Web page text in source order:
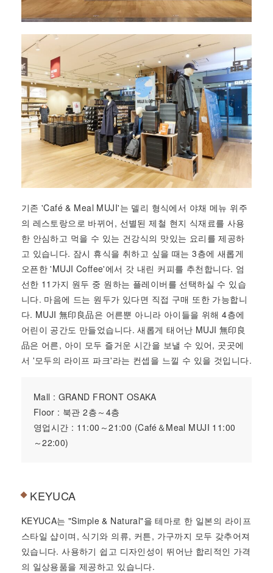
기존 'Café & Meal MUJI'는 델리 형식에서 야채 메뉴 위주
의 레스토랑으로 바뀌어, 선별된 제철 현지 식재료를 사용
한 안심하고 먹을 수 있는 건강식의 맛있는 요리를 제공하
고 있습니다. 잠시 휴식을 취하고 싶을 때는 3층에 새롭게
오픈한 'MUJI Coffee'에서 갓 내린 커피를 추천합니다. 엄
선한 11가지 원두 중 원하는 플레이버를 선택하실 수 있습
니다. 마음에 드는 원두가 있다면 직접 구매 또한 가능합니
다. MUJI 無印良品은 어른뿐 아니라 아이들을 위해 4층에
어린이 공간도 만들었습니다. 새롭게 태어난 MUJI 無印良
品은 어른, 아이 모두 즐거운 시간을 보낼 수 있어, 곳곳에
서 '모두의 라이프 파크'라는 컨셉을 느낄 수 있을 것입니다.
Mall : GRAND FRONT OSAKA
Floor : 북관 2층～4층
영업시간 : 11:00～21:00 (Café＆Meal MUJI 11:00
～22:00)
KEYUCA
KEYUCA는 "Simple & Natural"을 테마로 한 일본의 라이프
스타일 샵이며, 식기와 의류, 커튼, 가구까지 모두 갖추어져
있습니다. 사용하기 쉽고 디자인성이 뛰어난 합리적인 가격
의 일상용품을 제공하고 있습니다.